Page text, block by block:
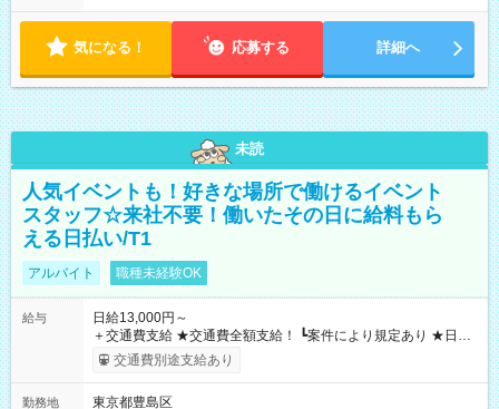
気になる！ 応募する 詳細へ
未読
人気イベントも！好きな場所で働けるイベント
スタッフ☆来社不要！働いたその日に給料もら
える日払い/T1
アルバイト 職種未経験OK
給与
日給13,000円～
＋交通費支給 ★交通費全額支給！ ┗案件により規定あり ★日払
いOK！（規定あり） ┗働いたその日に現金GET♪ お仕事後はコ
ンビニATMから 日払い分を引き落とせます！ 【試用期間】試
交通費別途支給あり
勤務地 東京都豊島区